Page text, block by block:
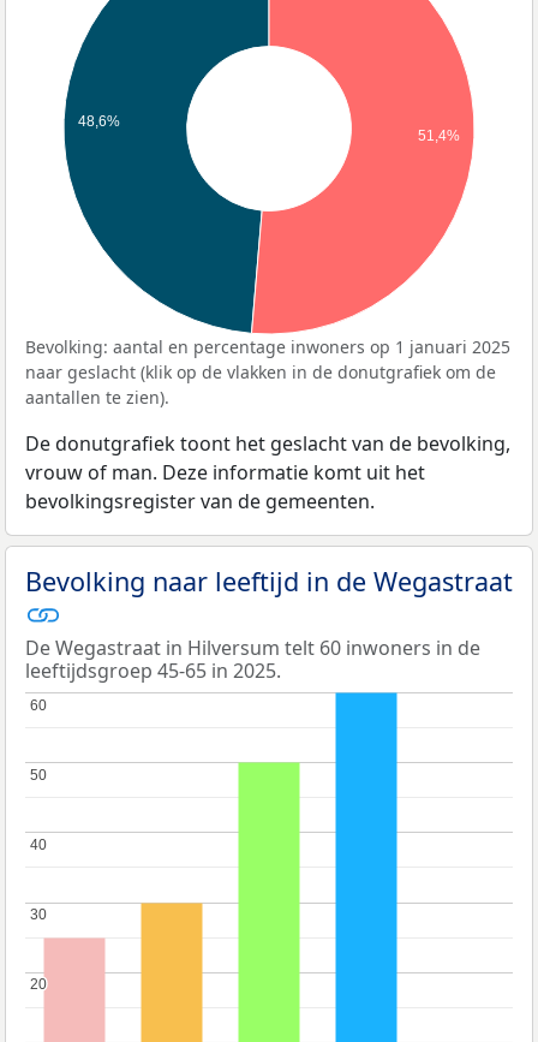
48,6%
51,4%
Bevolking: aantal en percentage inwoners op 1 januari 2025
naar geslacht (klik op de vlakken in de donutgrafiek om de
aantallen te zien).
De donutgrafiek toont het geslacht van de bevolking,
vrouw of man. Deze informatie komt uit het
bevolkingsregister van de gemeenten.
Bevolking naar leeftijd in de Wegastraat
De Wegastraat in Hilversum telt 60 inwoners in de
leeftijdsgroep 45-65 in 2025.
20
20
30
30
40
40
50
50
60
60